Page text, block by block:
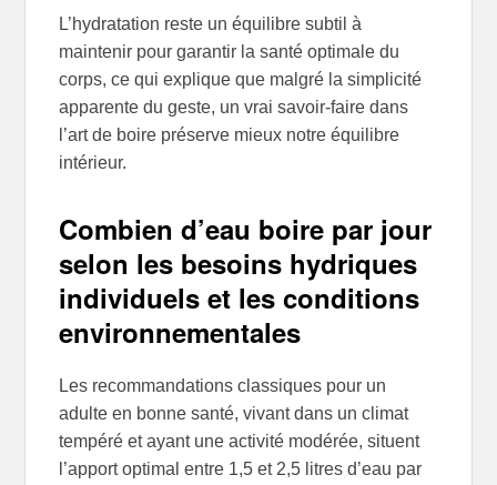
L’hydratation reste un équilibre subtil à
maintenir pour garantir la santé optimale du
corps, ce qui explique que malgré la simplicité
apparente du geste, un vrai savoir-faire dans
l’art de boire préserve mieux notre équilibre
intérieur.
Combien d’eau boire par jour
selon les besoins hydriques
individuels et les conditions
environnementales
Les recommandations classiques pour un
adulte en bonne santé, vivant dans un climat
tempéré et ayant une activité modérée, situent
l’apport optimal entre 1,5 et 2,5 litres d’eau par